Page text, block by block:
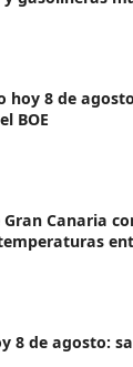
hoy 8 de
BOE
Gran Canaria
8 de agosto: